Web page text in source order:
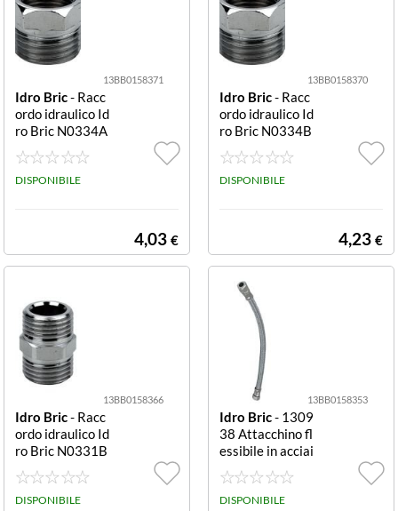
13BB0158371
Idro Bric- Racc
ordo idraulico Id
ro Bric N0334A
Cromo
DISPONIBILE
4,03 €
13BB0158370
Idro Bric- Racc
ordo idraulico Id
ro Bric N0334B
Cromo
DISPONIBILE
4,23 €
13BB0158366
Idro Bric- Racc
ordo idraulico Id
ro Bric N0331B
Cromo
DISPONIBILE
13BB0158353
Idro Bric- 1309
38 Attacchino fl
essibile in acciai
o inox 40 cm 3/
8"F per miscelat
ori
DISPONIBILE